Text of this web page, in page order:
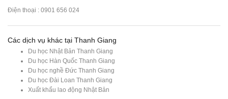
Điện thoại : 0901 656 024
Các dịch vụ khác tại Thanh Giang
Du học Nhật Bản Thanh Giang
Du học Hàn Quốc Thanh Giang
Du học nghề Đức Thanh Giang
Du học Đài Loan Thanh Giang
Xuất khẩu lao động Nhật Bản